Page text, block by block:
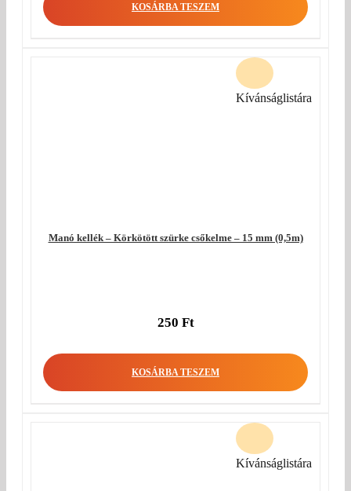
KOSÁRBA TESZEM
Manó kellék – Körkötött szürke csőkelme – 15 mm (0,5m)
250 Ft
KOSÁRBA TESZEM
Kívánságlistára
Kívánságlistára